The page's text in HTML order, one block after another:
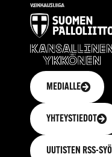
MEDIALLE
YHTEYSTIEDOT
UUTISTEN RSS-